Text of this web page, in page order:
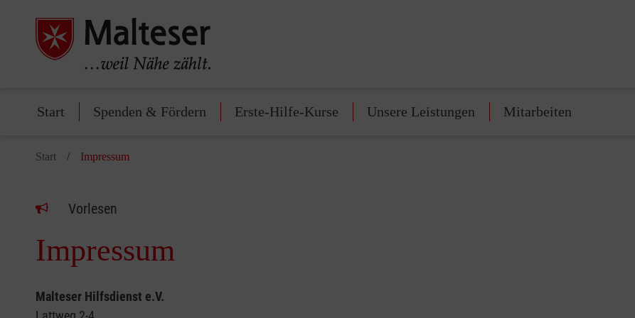
Start Spenden & Fördern Erste-Hilfe-Kurse Unsere Leistungen Mitarbeiten
Start Impressum
Vorlesen
Impressum
Malteser Hilfsdienst e.V.